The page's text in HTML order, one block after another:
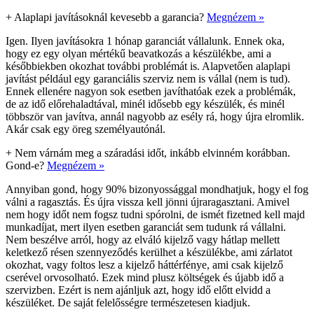
+ Alaplapi javításoknál kevesebb a garancia? Megnézem »
Igen. Ilyen javításokra 1 hónap garanciát vállalunk. Ennek oka,
hogy ez egy olyan mértékű beavatkozás a készülékbe, ami a
későbbiekben okozhat további problémát is. Alapvetően alaplapi
javítást például egy garanciális szerviz nem is vállal (nem is tud).
Ennek ellenére nagyon sok esetben javíthatóak ezek a problémák,
de az idő előrehaladtával, minél idősebb egy készülék, és minél
többször van javítva, annál nagyobb az esély rá, hogy újra elromlik.
Akár csak egy öreg személyautónál.
+ Nem várnám meg a száradási időt, inkább elvinném korábban.
Gond-e? Megnézem »
Annyiban gond, hogy 90% bizonyossággal mondhatjuk, hogy el fog
válni a ragasztás. És újra vissza kell jönni újraragasztani. Amivel
nem hogy időt nem fogsz tudni spórolni, de ismét fizetned kell majd
munkadíjat, mert ilyen esetben garanciát sem tudunk rá vállalni.
Nem beszélve arról, hogy az elváló kijelző vagy hátlap mellett
keletkező résen szennyeződés kerülhet a készülékbe, ami zárlatot
okozhat, vagy foltos lesz a kijelző háttérfénye, ami csak kijelző
cserével orvosolható. Ezek mind plusz költségek és újabb idő a
szervizben. Ezért is nem ajánljuk azt, hogy idő előtt elvidd a
készüléket. De saját felelősségre természetesen kiadjuk.